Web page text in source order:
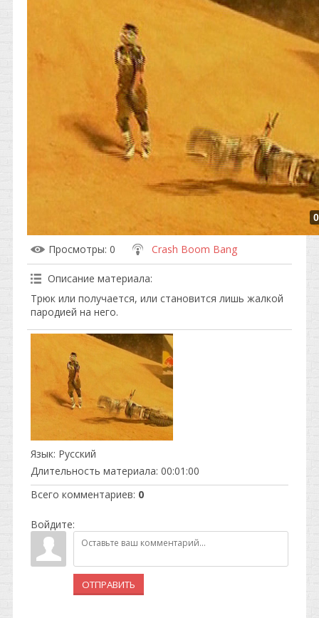
Просмотры: 0 Crash Boom Bang
Описание материала:
Трюк или получается, или становится лишь жалкой
пародией на него.
Язык: Русский
Длительность материала: 00:01:00
Всего комментариев: 0
Войдите:
ОТПРАВИТЬ